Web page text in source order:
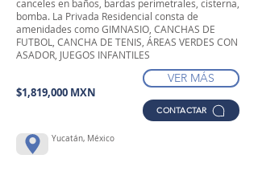
canceles en baños, bardas perimetrales, cisterna,
bomba. La Privada Residencial consta de
amenidades como GIMNASIO, CANCHAS DE
FUTBOL, CANCHA DE TENIS, ÁREAS VERDES CON
ASADOR, JUEGOS INFANTILES
$1,819,000 MXN
VER MÁS
CONTACTAR
Yucatán, México